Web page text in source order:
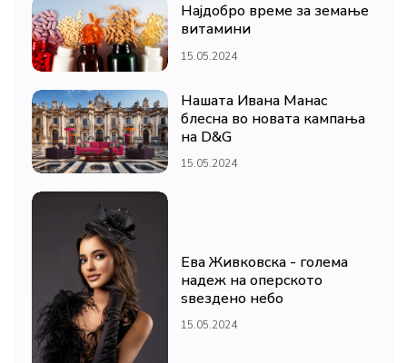
Најдобро време за земање
витамини
15.05.2024
Нашата Ивана Манас
блесна во новата кампања
на D&G
15.05.2024
Ева Живковска - голема
надеж на оперското
ѕвездено небо
15.05.2024